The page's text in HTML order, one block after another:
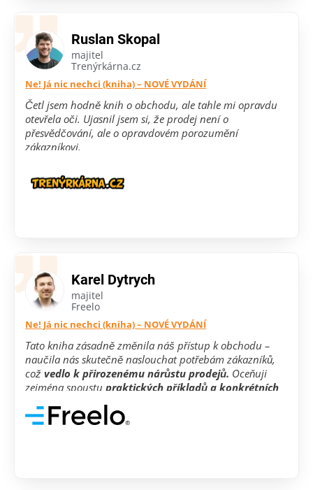
Ruslan Skopal
majitel
Trenýrkárna.cz
Ne! Já nic nechci (kniha) – NOVÉ VYDÁNÍ
Četl jsem hodně knih o obchodu, ale tahle mi opravdu
otevřela oči. Ujasnil jsem si, že prodej není o
přesvědčování, ale o opravdovém porozumění
zákazníkovi.
Karel Dytrych
majitel
Freelo
Ne! Já nic nechci (kniha) – NOVÉ VYDÁNÍ
Tato kniha zásadně změnila náš přístup k obchodu –
naučila nás skutečně naslouchat potřebám zákazníků,
což vedlo k přirozenému nárůstu prodejů. Oceňuji
zejména spoustu praktických příkladů a konkrétních
obchodním procesu. Získali jsme tak větší tah na branku
a především lepší výsledky.